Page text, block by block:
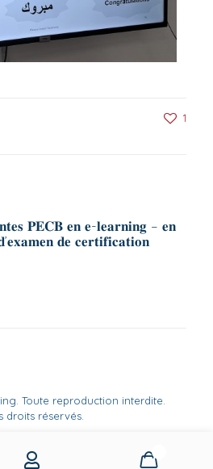
1
𝐏𝐄𝐂𝐁 𝐞𝐧 𝐞-𝐥𝐞𝐚𝐫𝐧𝐢𝐧𝐠 – 𝐞𝐧
𝐝𝐞 𝐜𝐞𝐫𝐭𝐢𝐟𝐢𝐜𝐚𝐭𝐢𝐨𝐧
Toute reproduction interdite.
droits réservés.